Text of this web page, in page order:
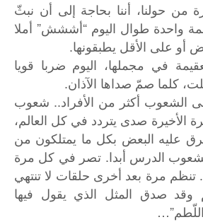
من حولنا، أننا بحاجة إلى أن نبثّ
واحدة طوال اليوم “أششش” أملا
أو على الأقل يطبقونها.
في مجملها، اليوم ضربا قويا
كلما صمّ صداها الآذان.
الشعوب أكثر من الأفراد.. شعوب
الأخيرة صدى يتردد في كل العالم،
عليه البعض بكل ما يمتلكون من
الدرس أبدا. تصر في كل مرة
مرة بعد أخرى حلقات لا تنتهي
وقد صدق المثل الذي يقول فيها